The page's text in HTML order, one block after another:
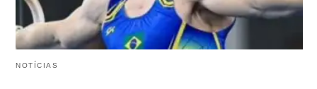
NOTÍCIAS